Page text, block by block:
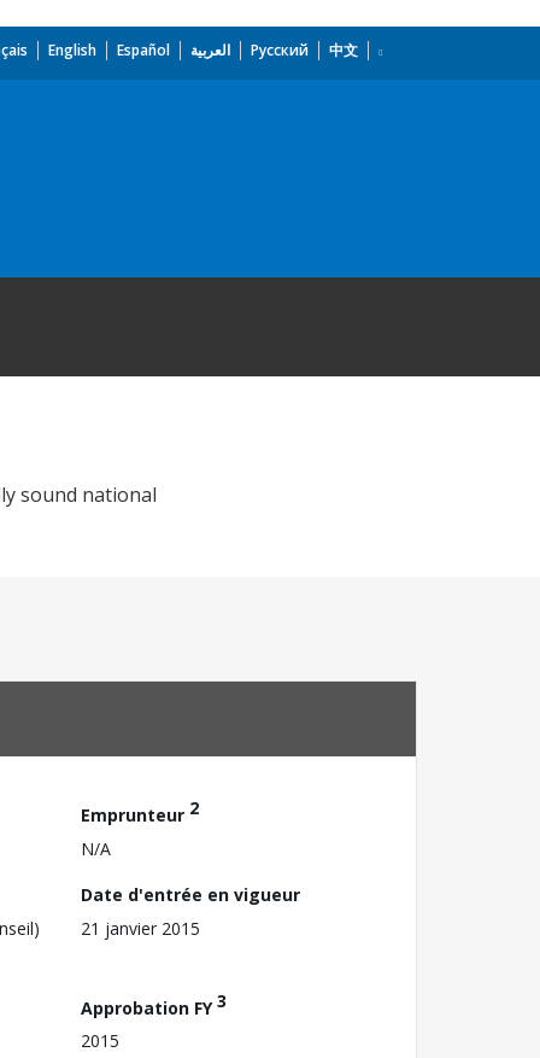
English Español العربية Русский 中文
sound national
Emprunteur 2
N/A
Date d'entrée en vigueur
21 janvier 2015
Approbation FY3
2015